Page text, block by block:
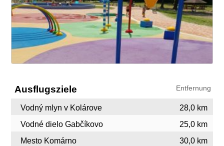
Ausflugsziele Entfernung
Vodný mlyn v Kolárove
28,0 km
Vodné dielo Gabčíkovo
25,0 km
Mesto Komárno
30,0 km